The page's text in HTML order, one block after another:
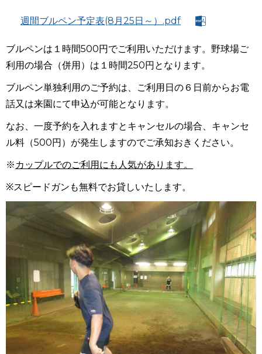
週間ブルペン予定表(8月25日～）.pdf
ブルペンは１時間500円でご利用いただけます。野球場ご
利用の場合（併用）は１時間250円となります。
ブルペン単独利用のご予約は、ご利用日の６日前からお電
話又は来園にて申込が可能となります。
なお、一度予約を入れますとキャンセルの場合、キャンセ
ル料（500円）が発生しますのでご承知おきください。
※ カップルでのご利用にも人気があります。
※スピードガンも無料でお貸しいたします。